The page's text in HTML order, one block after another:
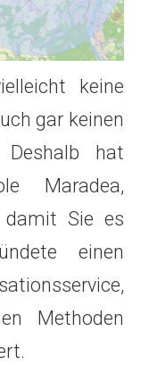
keine
gar keinen
hat
Maradea,
damit Sie es
einen
Methoden